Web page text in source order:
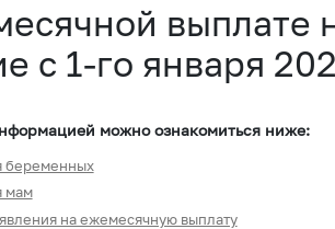
выплате
с 1-го января
можно ознакомиться ниже:
беременных
мам
на ежемесячную выплату